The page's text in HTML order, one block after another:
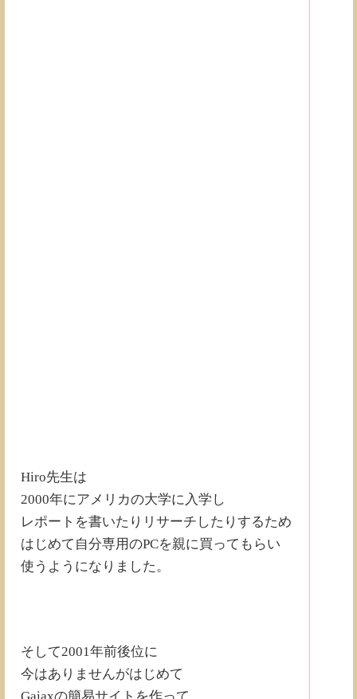
Hiro先生は
2000年にアメリカの大学に入学し
レポートを書いたりリサーチしたりするため
はじめて自分専用のPCを親に買ってもらい
使うようになりました。
そして2001年前後位に
今はありませんがはじめて